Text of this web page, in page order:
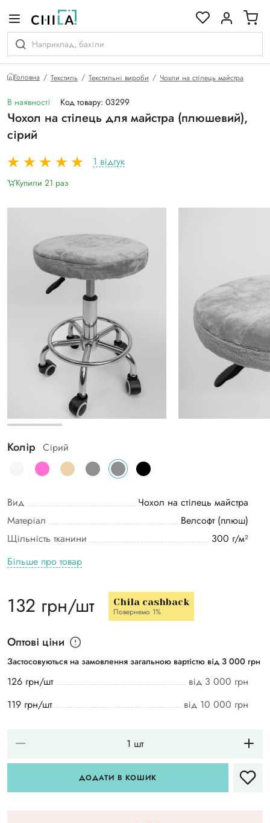
Головна Текстиль Текстильні вироби Чохли на стілець майстра
В наявності Код товару: 03299
Чохол на стілець для майстра (плюшевий),
сірий
1 відгук
Купили 21 раз
Колір Сірий
Вид
Чохол на стілець майстра
Матеріал
Велсофт (плюш)
Щільність тканини
300 г/м²
Більше про товар
132 грн/шт Chila cashback
Повернемо 1%
Оптові ціни
Застосовуються на замовлення загальною вартістю від 3 000 грн
126 грн/шт
від 3 000 грн
119 грн/шт
від 10 000 грн
ДОДАТИ В КОШИК
гамі